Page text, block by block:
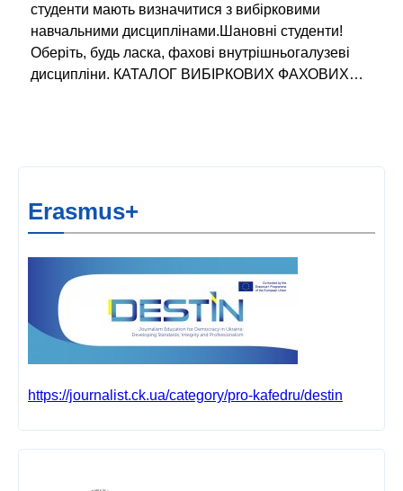
студенти мають визначитися з вибірковими
навчальними дисциплінами.Шановні студенти!
Оберіть, будь ласка, фахові внутрішньогалузеві
дисципліни. КАТАЛОГ ВИБІРКОВИХ ФАХОВИХ…
Erasmus+
https://journalist.ck.ua/category/pro-kafedru/destin